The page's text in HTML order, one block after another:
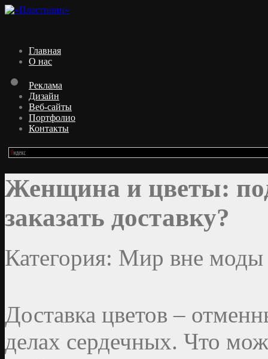
Главная
О нас
Реклама
Дизайн
Веб-сайты
Портфолио
Контакты
Женщина и цветы:
заказать доставку?
Категория: Мир вне
Доставка цветов –
делах сердечных. Что